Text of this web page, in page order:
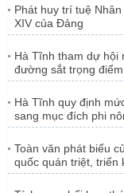
Phát huy trí tuệ
XIV của Đảng
Hà Tĩnh tham dự hội
đường sắt trọng điểm
Hà Tĩnh quy định
sang mục đích phi
Toàn văn phát biểu
quốc quán triệt, triển